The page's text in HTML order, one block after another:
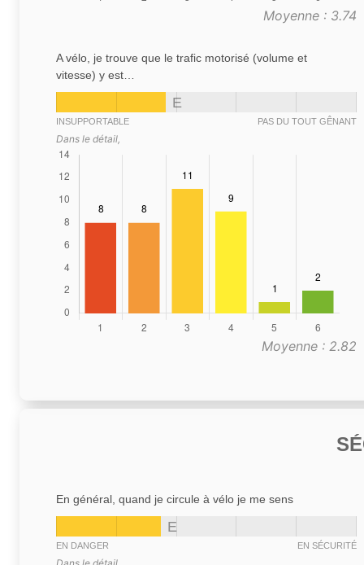
Moyenne : 3.74
A vélo, je trouve que le trafic motorisé (volume et
vitesse) y est…
E
INSUPPORTABLE PAS DU TOUT GÊNANT
Dans le détail,
Moyenne : 2.82
En général, quand je circule à vélo je me sens
E
EN DANGER EN SÉCURITÉ